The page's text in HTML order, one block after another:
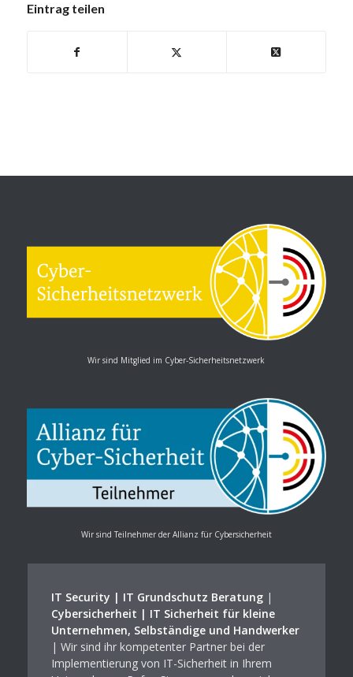
Eintrag teilen
Wir sind Mitglied im Cyber-Sicherheitsnetzwerk
Wir sind Teilnehmer der Allianz für Cybersicherheit
IT Security | IT Grundschutz Beratung|
Cybersicherheit | IT Sicherheit für kleine
Unternehmen, Selbständige und Handwerker
| Wir sind ihr kompetenter Partner bei der
Implementierung von IT-Sicherheit in Ihrem